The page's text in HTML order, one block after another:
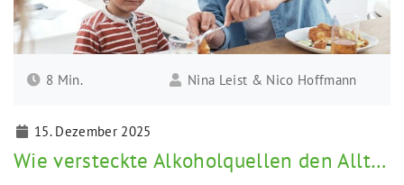
8 Min. Nina Leist & Nico Hoffmann
15. Dezember 2025
Wie versteckte Alkoholquellen den Alltag beeinflussen